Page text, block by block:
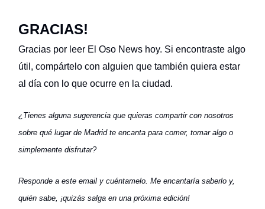
GRACIAS!
Gracias por leer El Oso News hoy. Si encontraste algo
útil, compártelo con alguien que también quiera estar
al día con lo que ocurre en la ciudad.
¿Tienes alguna sugerencia que quieras compartir con nosotros
sobre qué lugar de Madrid te encanta para comer, tomar algo o
simplemente disfrutar?
Responde a este email y cuéntamelo. Me encantaría saberlo y,
quién sabe, ¡quizás salga en una próxima edición!